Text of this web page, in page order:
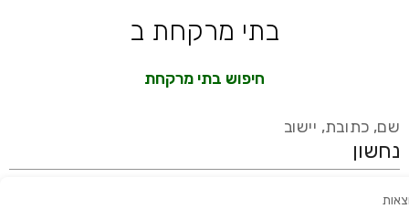
בתי מרקחת ב
חיפוש בתי מרקחת
שם, כתובת, יישוב